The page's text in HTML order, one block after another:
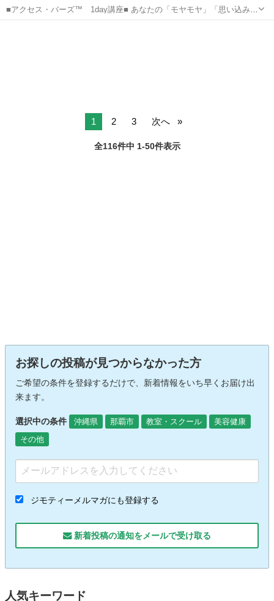
■アクセス・バーズ™ 1day講座■ あなたの「モヤモヤ」「思い込み」
が PCの不要なファイルを削除するように サクサクっとクリアになる
1 2 3 次へ
全116件中 1-50件表示
お探しの投稿が見つからなかった方
ご希望の条件を登録するだけで、新着情報をいち早くお届け出
来ます。
選択中の条件 沖縄県 那覇市 教室・スクール
美容健康
その他
ジモティーメルマガにも登録する
新着投稿の通知をメールで受け取る
人気キーワード